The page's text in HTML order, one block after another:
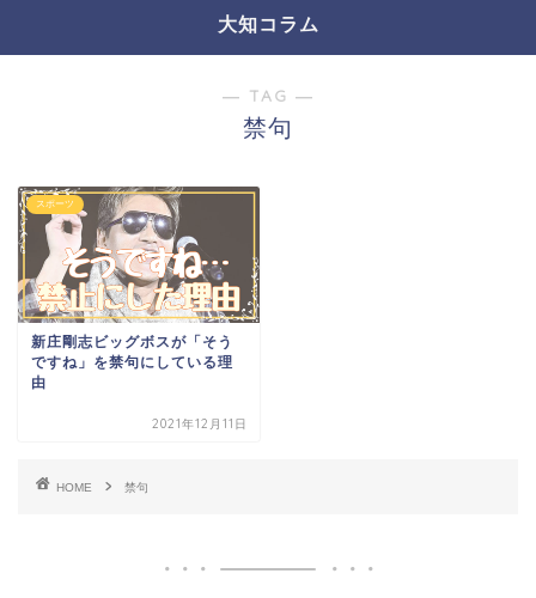
大知コラム
― TAG ―
禁句
スポーツ
新庄剛志ビッグボスが「そう
ですね」を禁句にしている理
由
2021年12月11日
HOME 禁句